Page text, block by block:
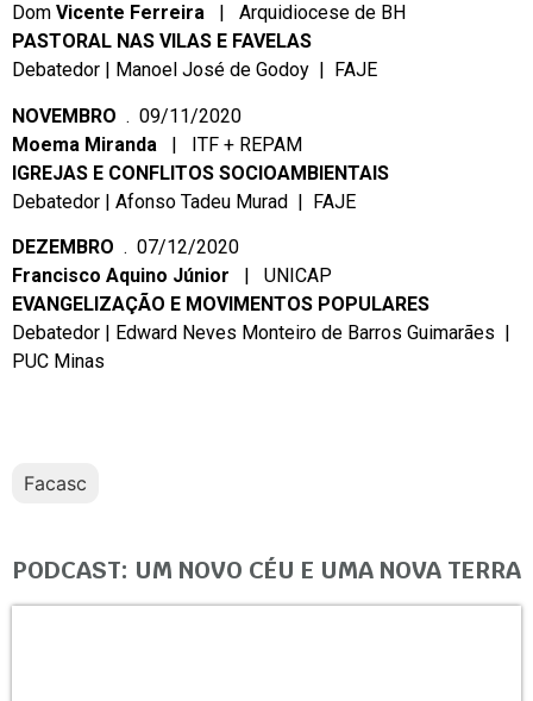
Dom Vicente Ferreira | Arquidiocese de BH
PASTORAL NAS VILAS E FAVELAS
Debatedor | Manoel José de Godoy | FAJE
NOVEMBRO . 09/11/2020
Moema Miranda | ITF + REPAM
IGREJAS E CONFLITOS SOCIOAMBIENTAIS
Debatedor | Afonso Tadeu Murad | FAJE
DEZEMBRO . 07/12/2020
Francisco Aquino Júnior | UNICAP
EVANGELIZAÇÃO E MOVIMENTOS POPULARES
Debatedor | Edward Neves Monteiro de Barros Guimarães |
PUC Minas
Facasc
PODCAST: UM NOVO CÉU E UMA NOVA TERRA